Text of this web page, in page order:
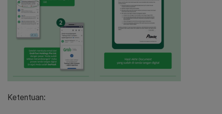
Ketentuan: